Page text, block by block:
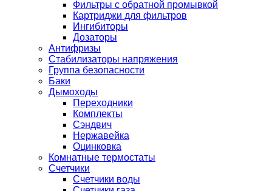
Фильтры с обратной промывкой
Картриджи для фильтров
Ингибиторы
Дозаторы
Антифризы
Стабилизаторы напряжения
Группа безопасности
Баки
Дымоходы
Переходники
Комплекты
Сэндвич
Нержавейка
Оцинковка
Комнатные термостаты
Счетчики
Счетчики воды